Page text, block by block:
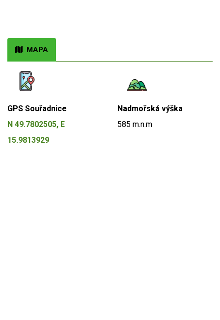
MAPA
GPS Souřadnice
N 49.7802505, E
15.9813929
Nadmořská výška
585 m.n.m